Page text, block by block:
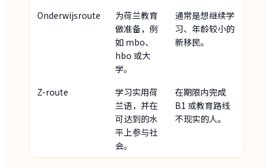
Onderwijsroute
为荷兰教育
做准备，例
如 mbo、
hbo 或大
学。
通常是想继续学
习、年龄较小的
新移民。
Z-route
学习实用荷
兰语，并在
可达到的水
平上参与社
会。
在期限内完成
B1 或教育路线
不现实的人。